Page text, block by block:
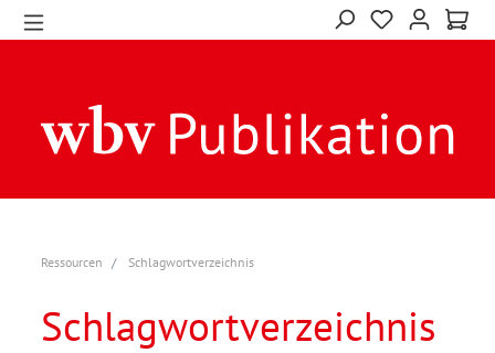
Ressourcen Schlagwortverzeichnis
Schlagwortverzeichnis